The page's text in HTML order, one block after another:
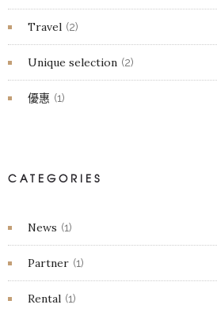
Travel (2)
Unique selection (2)
優惠 (1)
CATEGORIES
News (1)
Partner (1)
Rental (1)